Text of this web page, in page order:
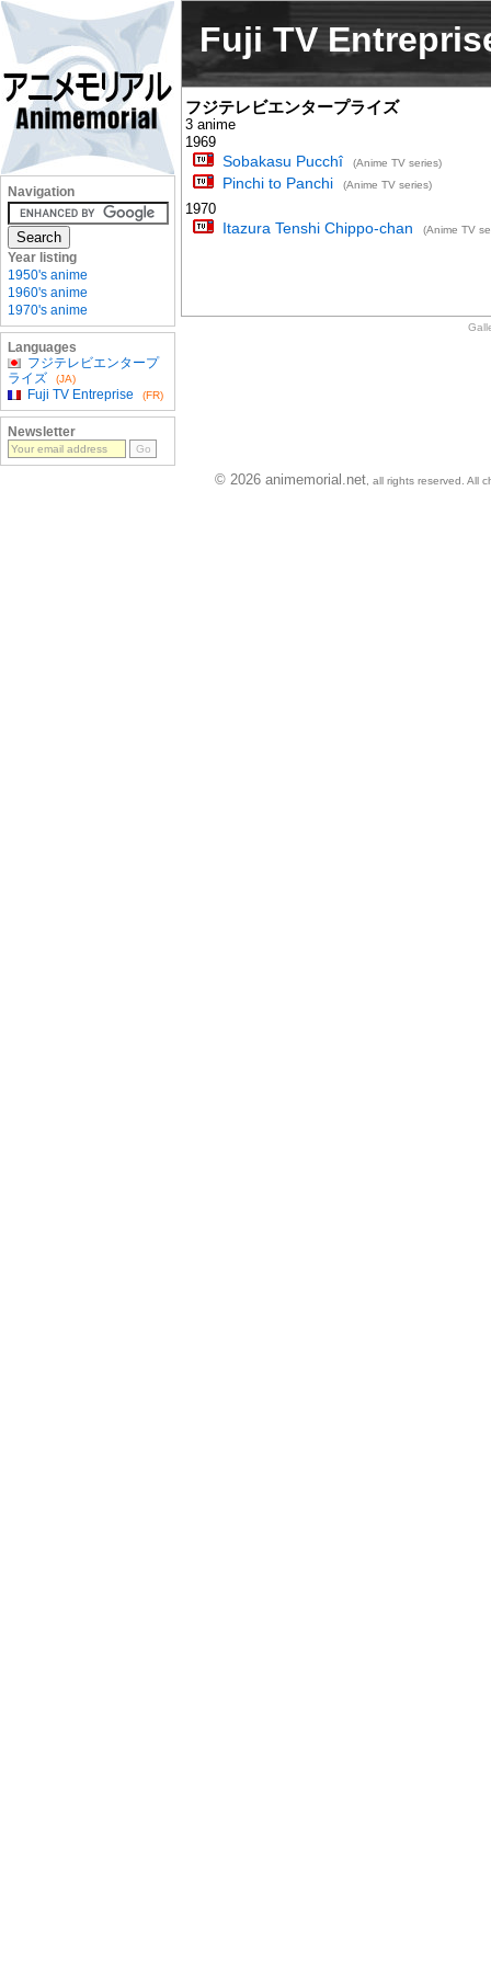
Fuji TV
フジテレビエンタープライズ
3 anime
1969
Sobakasu Pucchî (Anime TV series)
Pinchi to Panchi (Anime TV series)
1970
Itazura Tenshi Chippo-chan (Anime TV
Navigation
Year listing
1950's anime
1960's anime
1970's anime
Languages
フジテレビエンタープ
ライズ
(JA)
Fuji TV Entreprise (FR)
Newsletter
© 2026 animemorial.net , all rights reserved. All